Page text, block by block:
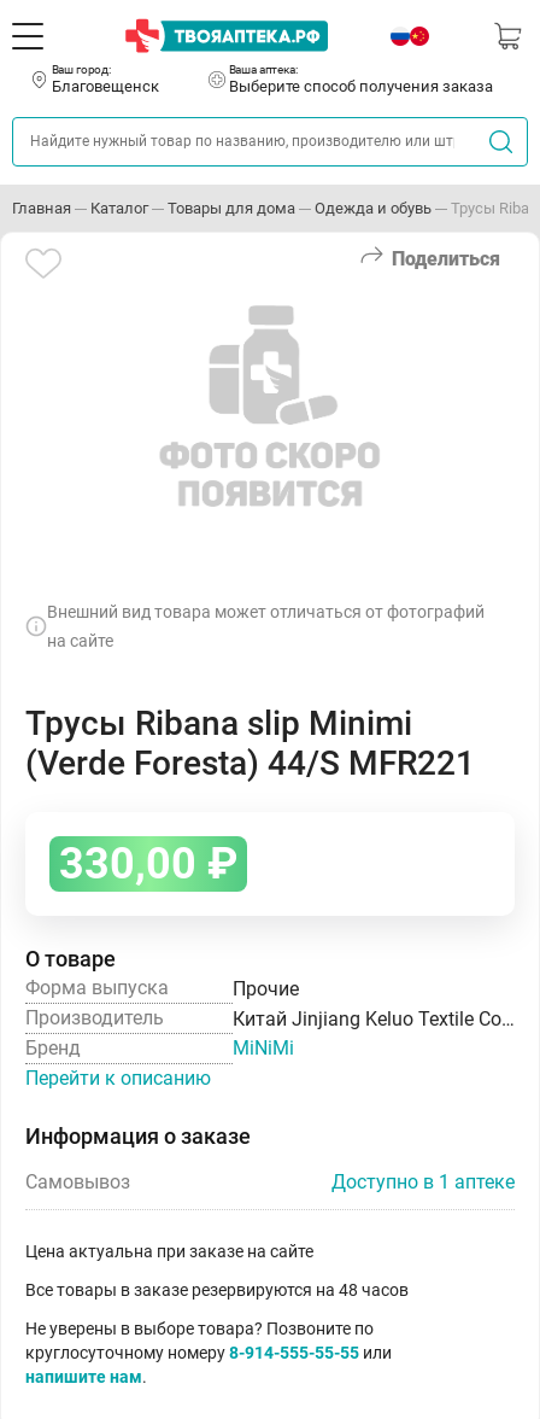
Ваш город:
Благовещенск
Ваша аптека:
Выберите способ получения заказа
Главная Каталог Товары для дома Одежда и обувь Трусы
Поделиться
Внешний вид товара может отличаться от фотографий
на сайте
Трусы Ribana slip Minimi
(Verde Foresta) 44/S MFR221
330,00 ₽
О товаре
Форма выпуска
Прочие
Производитель
Китай Jinjiang Keluo Textile Co. Ltd
Бренд
MiNiMi
Перейти к описанию
Информация о заказе
Самовывоз Доступно в 1 аптеке
Цена актуальна при заказе на сайте
Все товары в заказе резервируются на 48 часов
Не уверены в выборе товара? Позвоните по
круглосуточному номеру8-914-555-55-55 или
напишите нам.